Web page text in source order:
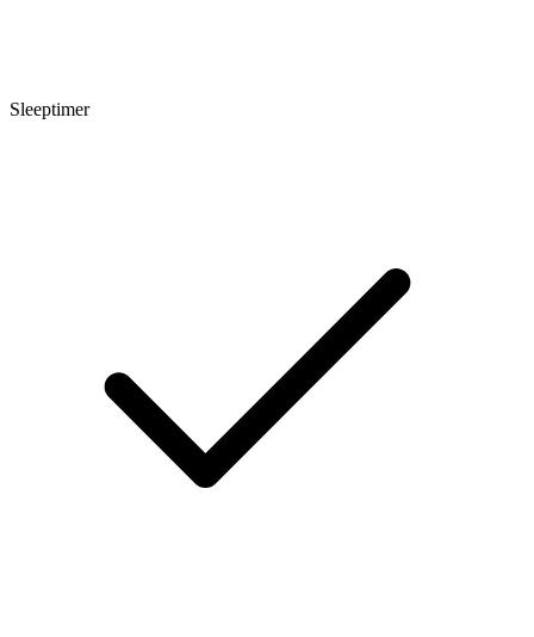
Sleeptimer